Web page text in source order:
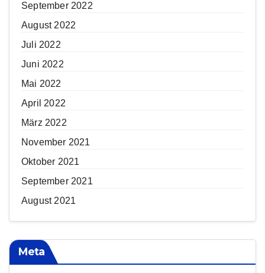
September 2022
August 2022
Juli 2022
Juni 2022
Mai 2022
April 2022
März 2022
November 2021
Oktober 2021
September 2021
August 2021
Meta